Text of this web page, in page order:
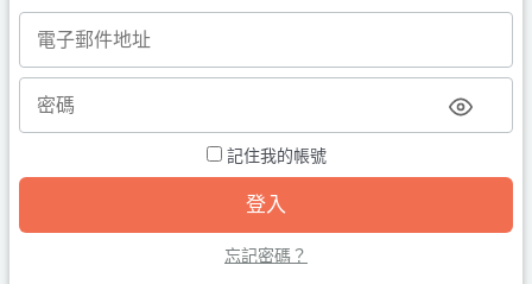
記住我的帳號
忘記密碼？